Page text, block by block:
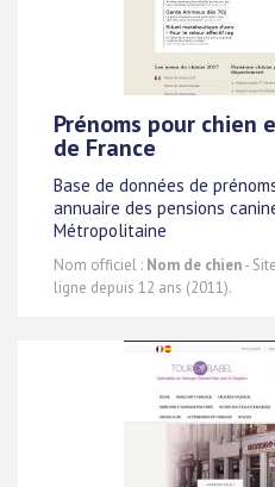
Prénoms pour chien
de France
Base de données de
annuaire des pensions
Métropolitaine
Nom officiel : Nom de chien-
ligne depuis 12 ans (2011).